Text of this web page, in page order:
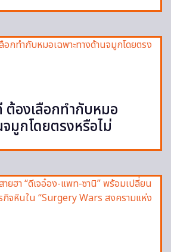
ต้องเลือกทำกับหมอ
จมูกโดยตรงหรือไม่